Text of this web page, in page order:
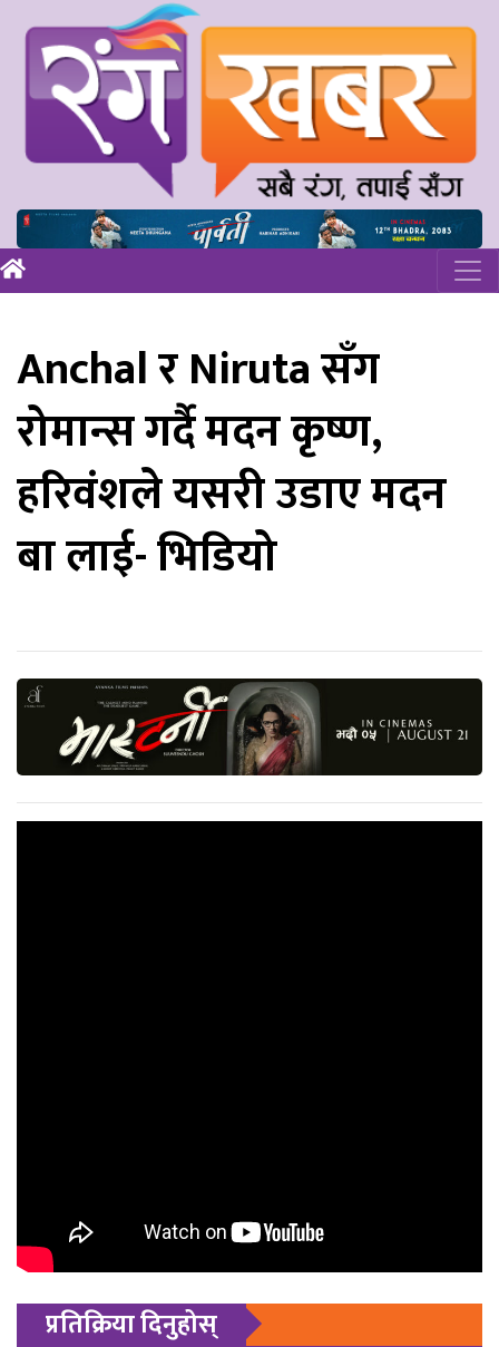
Anchal र Niruta सँग
रोमान्स गर्दै मदन कृष्ण,
हरिवंशले यसरी उडाए मदन
बा लाई- भिडियो
प्रतिक्रिया दिनुहोस्